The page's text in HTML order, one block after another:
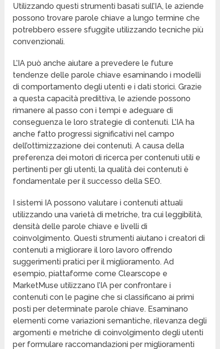
Utilizzando questi strumenti basati sull’IA, le aziende
possono trovare parole chiave a lungo termine che
potrebbero essere sfuggite utilizzando tecniche più
convenzionali.
L’IA può anche aiutare a prevedere le future
tendenze delle parole chiave esaminando i modelli
di comportamento degli utenti e i dati storici. Grazie
a questa capacità predittiva, le aziende possono
rimanere al passo con i tempi e adeguare di
conseguenza le loro strategie di contenuti. L’IA ha
anche fatto progressi significativi nel campo
dell’ottimizzazione dei contenuti. A causa della
preferenza dei motori di ricerca per contenuti utili e
pertinenti per gli utenti, la qualità dei contenuti è
fondamentale per il successo della SEO.
I sistemi IA possono valutare i contenuti attuali
utilizzando una varietà di metriche, tra cui leggibilità,
densità delle parole chiave e livelli di
coinvolgimento. Questi strumenti aiutano i creatori di
contenuti a migliorare il loro lavoro offrendo
suggerimenti pratici per il miglioramento. Ad
esempio, piattaforme come Clearscope e
MarketMuse utilizzano l’IA per confrontare i
contenuti con le pagine che si classificano ai primi
posti per determinate parole chiave. Esaminano
elementi come variazioni semantiche, rilevanza degli
argomenti e metriche di coinvolgimento degli utenti
per formulare raccomandazioni per miglioramenti